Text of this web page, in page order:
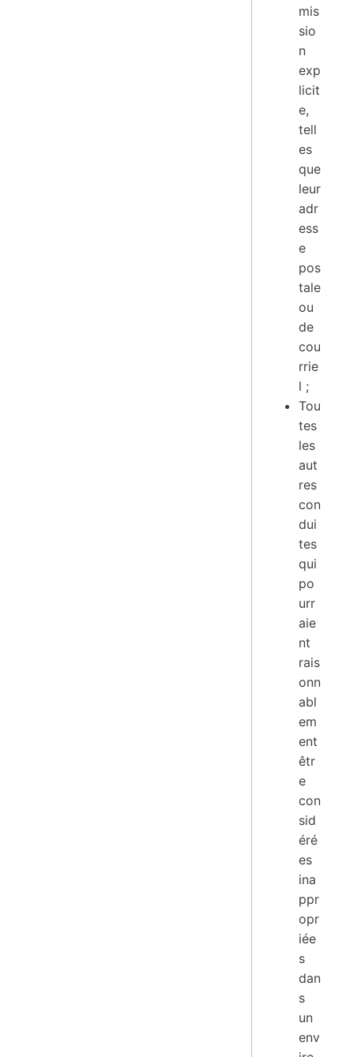
mis
sio
n
exp
licit
e,
tell
es
que
leur
adr
ess
e
pos
tale
ou
de
cou
rrie
l ;
Tou
tes
les
aut
res
con
dui
tes
qui
po
urr
aie
nt
rais
onn
abl
em
ent
êtr
e
con
sid
éré
es
ina
ppr
opr
iée
s
dan
s
un
env